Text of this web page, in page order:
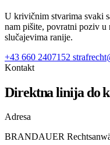
U krivičnim stvarima svaki
nam pišite, povratni poziv
slučajevima ranije.
+43 660 2407152
Kontakt
Direktna linija do
Adresa
BRANDAUER